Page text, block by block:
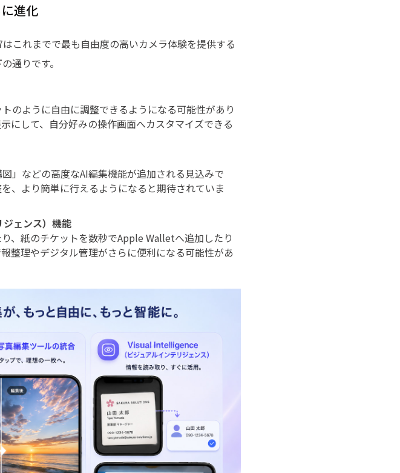
進化
これまでで最も自由度の高いカメラ体験を提供する
通りです。
のように自由に調整できるようになる可能性があり
にして、自分好みの操作画面へカスタマイズできる
」などの高度なAI編集機能が追加される見込みで
、より簡単に行えるようになると期待されていま
ェンス）機能
、紙のチケットを数秒でApple Walletへ追加したり
整理やデジタル管理がさらに便利になる可能性があ